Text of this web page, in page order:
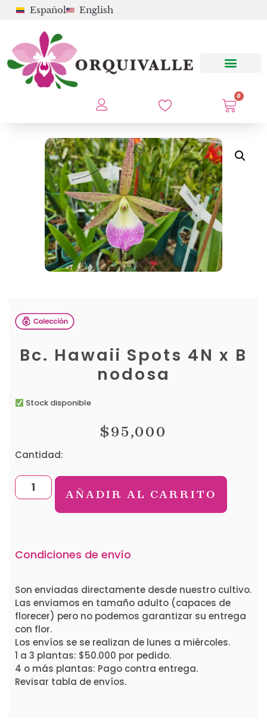
Español English
0
Bc. Hawaii Spots 4N x B
nodosa
Stock disponible
$95,000
Cantidad:
AÑADIR AL CARRITO
Condiciones de envío
Son enviadas directamente desde nuestro cultivo.
Las enviamos en tamaño adulto (capaces de
florecer) pero no podemos garantizar su entrega
con flor.
Los envíos se se realizan de lunes a miércoles.
1 a 3 plantas: $50.000 por pedido.
4 o más plantas: Pago contra entrega.
Revisar tabla de envíos.